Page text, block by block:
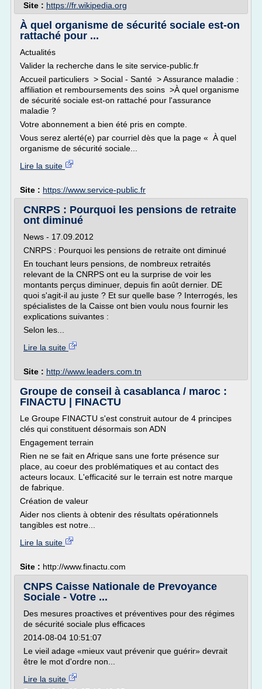
Site : https://fr.wikipedia.org
À quel organisme de sécurité sociale est-on
rattaché pour ...
Actualités
Valider la recherche dans le site service-public.fr
Accueil particuliers > Social - Santé > Assurance maladie :
affiliation et remboursements des soins >À quel organisme
de sécurité sociale est-on rattaché pour l'assurance
maladie ?
Votre abonnement a bien été pris en compte.
Vous serez alerté(e) par courriel dès que la page « À quel
organisme de sécurité sociale...
Lire la suite
Site : https://www.service-public.fr
CNRPS : Pourquoi les pensions de retraite
ont diminué
News - 17.09.2012
CNRPS : Pourquoi les pensions de retraite ont diminué
En touchant leurs pensions, de nombreux retraités
relevant de la CNRPS ont eu la surprise de voir les
montants perçus diminuer, depuis fin août dernier. DE
quoi s'agit-il au juste ? Et sur quelle base ? Interrogés, les
spécialistes de la Caisse ont bien voulu nous fournir les
explications suivantes :
Selon les...
Lire la suite
Site : http://www.leaders.com.tn
Groupe de conseil à casablanca / maroc :
FINACTU | FINACTU
Le Groupe FINACTU s'est construit autour de 4 principes
clés qui constituent désormais son ADN
Engagement terrain
Rien ne se fait en Afrique sans une forte présence sur
place, au coeur des problématiques et au contact des
acteurs locaux. L'efficacité sur le terrain est notre marque
de fabrique.
Création de valeur
Aider nos clients à obtenir des résultats opérationnels
tangibles est notre...
Lire la suite
Site : http://www.finactu.com
CNPS Caisse Nationale de Prevoyance
Sociale - Votre ...
Des mesures proactives et préventives pour des régimes
de sécurité sociale plus efficaces
2014-08-04 10:51:07
Le vieil adage «mieux vaut prévenir que guérir» devrait
être le mot d'ordre non...
Lire la suite